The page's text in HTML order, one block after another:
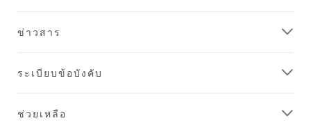
ข่าวสาร
ระเบียบข้อบังคับ
ช่วยเหลือ